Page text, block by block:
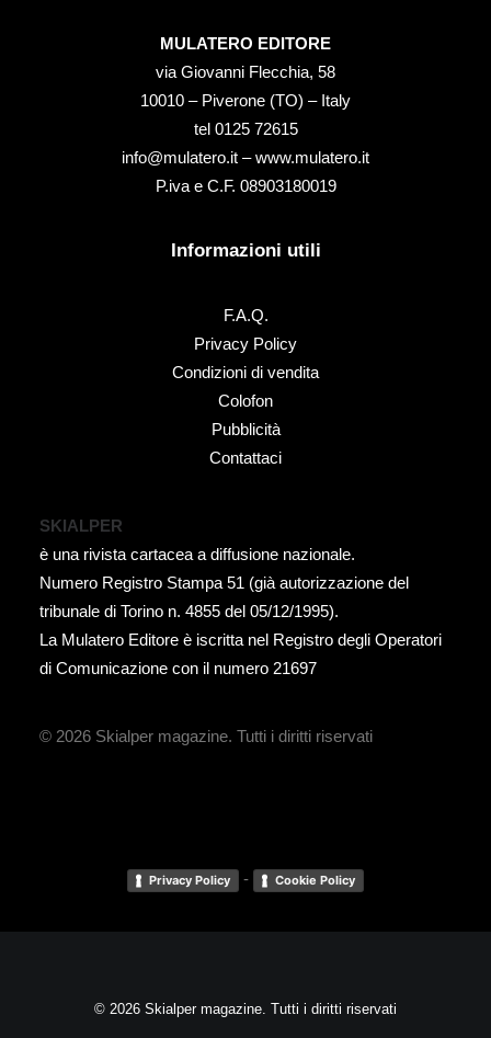
MULATERO EDITORE
via Giovanni Flecchia, 58
10010 – Piverone (TO) – Italy
tel ‭0125 72615‬
info@mulatero.it –www.mulatero.it
P.iva e C.F. 08903180019
Informazioni utili
F.A.Q.
Privacy Policy
Condizioni di vendita
Colofon
Pubblicità
Contattaci
SKIALPER
è una rivista cartacea a diffusione nazionale.
Numero Registro Stampa 51 (già autorizzazione del
tribunale di Torino n. 4855 del 05/12/1995).
La Mulatero Editore è iscritta nel Registro degli Operatori
di Comunicazione con il numero 21697
© 2026 Skialper magazine. Tutti i diritti riservati
Privacy Policy - Cookie Policy
© 2026 Skialper magazine. Tutti i diritti riservati